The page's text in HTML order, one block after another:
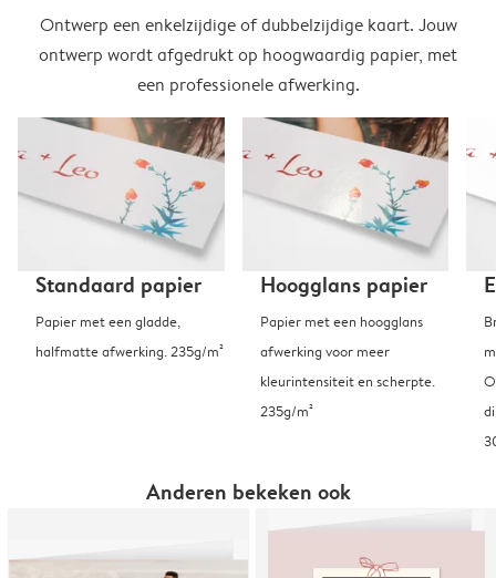
Ontwerp een enkelzijdige of dubbelzijdige kaart. Jouw
ontwerp wordt afgedrukt op hoogwaardig papier, met
een professionele afwerking.
Standaard papier
Papier met een gladde,
halfmatte afwerking. 235g/m²
Hoogglans papier
Papier met een hoogglans
afwerking voor meer
kleurintensiteit en scherpte.
235g/m²
Anderen bekeken ook